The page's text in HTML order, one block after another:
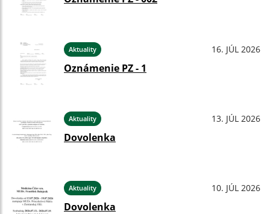
Aktuality 16. JÚL 2026
Oznámenie PZ - 1
Aktuality 13. JÚL 2026
Dovolenka
Aktuality 10. JÚL 2026
Dovolenka